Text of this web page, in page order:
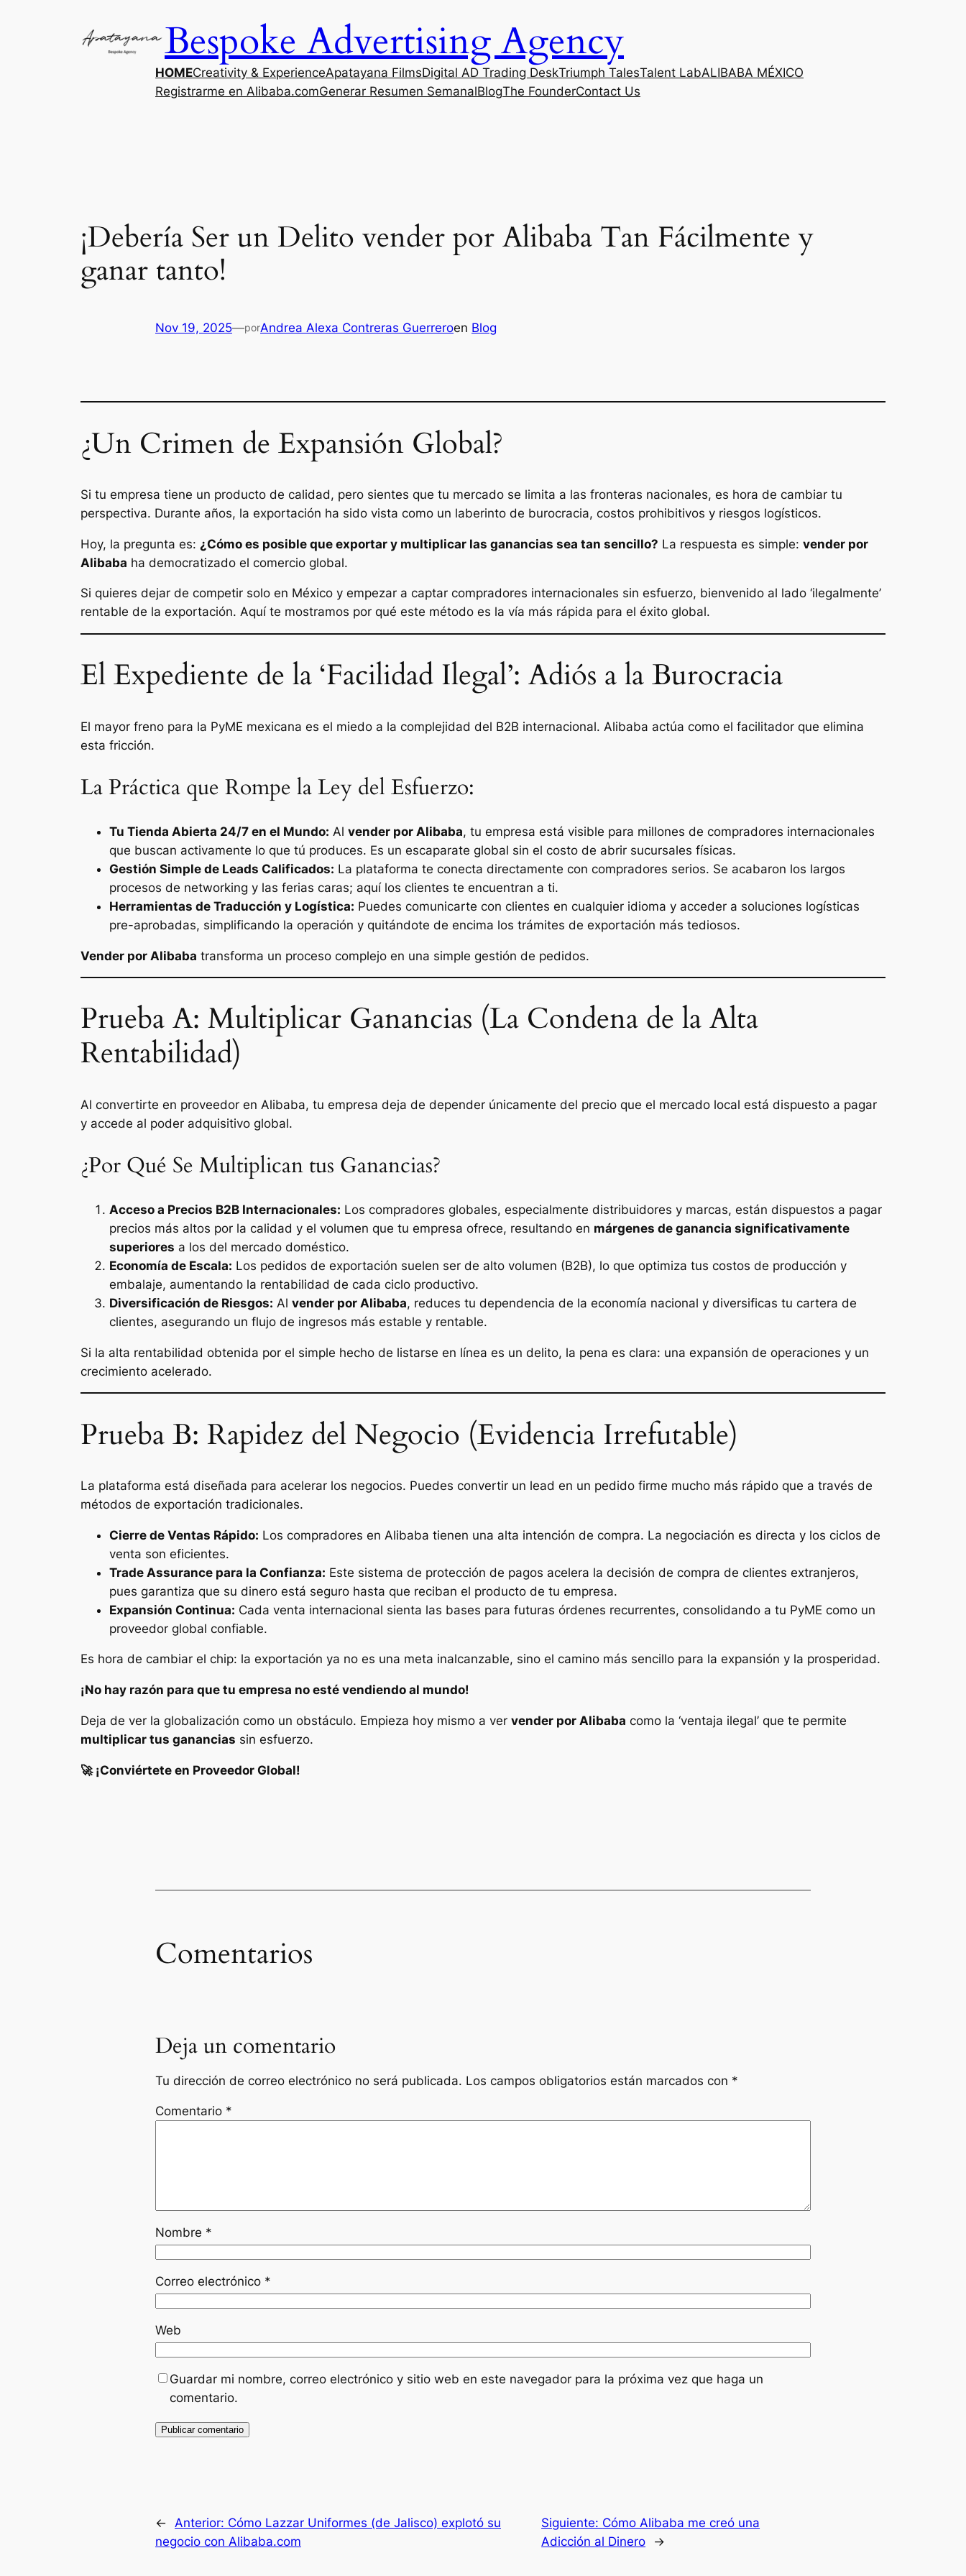
Bespoke Advertising Agency
HOMECreativity & ExperienceApatayana FilmsDigital AD Trading DeskTriumph TalesTalent LabALIBABA MÉXICO
Registrarme en Alibaba.comGenerar Resumen SemanalBlogThe FounderContact Us
¡Debería Ser un Delito vender por Alibaba Tan Fácilmente y
ganar tanto!
Nov 19, 2025—porAndrea Alexa Contreras Guerreroen Blog
¿Un Crimen de Expansión Global?
Si tu empresa tiene un producto de calidad, pero sientes que tu mercado se limita a las fronteras nacionales, es hora de cambiar tu
perspectiva. Durante años, la exportación ha sido vista como un laberinto de burocracia, costos prohibitivos y riesgos logísticos.
Hoy, la pregunta es: ¿Cómo es posible que exportar y multiplicar las ganancias sea tan sencillo? La respuesta es simple: vender por
Alibaba ha democratizado el comercio global.
Si quieres dejar de competir solo en México y empezar a captar compradores internacionales sin esfuerzo, bienvenido al lado ‘ilegalmente’
rentable de la exportación. Aquí te mostramos por qué este método es la vía más rápida para el éxito global.
El Expediente de la ‘Facilidad Ilegal’: Adiós a la Burocracia
El mayor freno para la PyME mexicana es el miedo a la complejidad del B2B internacional. Alibaba actúa como el facilitador que elimina
esta fricción.
La Práctica que Rompe la Ley del Esfuerzo:
Tu Tienda Abierta 24/7 en el Mundo: Al vender por Alibaba, tu empresa está visible para millones de compradores internacionales
que buscan activamente lo que tú produces. Es un escaparate global sin el costo de abrir sucursales físicas.
Gestión Simple de Leads Calificados: La plataforma te conecta directamente con compradores serios. Se acabaron los largos
procesos de networking y las ferias caras; aquí los clientes te encuentran a ti.
Herramientas de Traducción y Logística: Puedes comunicarte con clientes en cualquier idioma y acceder a soluciones logísticas
pre-aprobadas, simplificando la operación y quitándote de encima los trámites de exportación más tediosos.
Vender por Alibaba transforma un proceso complejo en una simple gestión de pedidos.
Prueba A: Multiplicar Ganancias (La Condena de la Alta
Rentabilidad)
Al convertirte en proveedor en Alibaba, tu empresa deja de depender únicamente del precio que el mercado local está dispuesto a pagar
y accede al poder adquisitivo global.
¿Por Qué Se Multiplican tus Ganancias?
Acceso a Precios B2B Internacionales: Los compradores globales, especialmente distribuidores y marcas, están dispuestos a pagar
precios más altos por la calidad y el volumen que tu empresa ofrece, resultando en márgenes de ganancia significativamente
superiores a los del mercado doméstico.
Economía de Escala: Los pedidos de exportación suelen ser de alto volumen (B2B), lo que optimiza tus costos de producción y
embalaje, aumentando la rentabilidad de cada ciclo productivo.
Diversificación de Riesgos: Al vender por Alibaba, reduces tu dependencia de la economía nacional y diversificas tu cartera de
clientes, asegurando un flujo de ingresos más estable y rentable.
Si la alta rentabilidad obtenida por el simple hecho de listarse en línea es un delito, la pena es clara: una expansión de operaciones y un
crecimiento acelerado.
Prueba B: Rapidez del Negocio (Evidencia Irrefutable)
La plataforma está diseñada para acelerar los negocios. Puedes convertir un lead en un pedido firme mucho más rápido que a través de
métodos de exportación tradicionales.
Cierre de Ventas Rápido: Los compradores en Alibaba tienen una alta intención de compra. La negociación es directa y los ciclos de
venta son eficientes.
Trade Assurance para la Confianza: Este sistema de protección de pagos acelera la decisión de compra de clientes extranjeros,
pues garantiza que su dinero está seguro hasta que reciban el producto de tu empresa.
Expansión Continua: Cada venta internacional sienta las bases para futuras órdenes recurrentes, consolidando a tu PyME como un
proveedor global confiable.
Es hora de cambiar el chip: la exportación ya no es una meta inalcanzable, sino el camino más sencillo para la expansión y la prosperidad.
¡No hay razón para que tu empresa no esté vendiendo al mundo!
Deja de ver la globalización como un obstáculo. Empieza hoy mismo a ver vender por Alibaba como la ‘ventaja ilegal’ que te permite
multiplicar tus ganancias sin esfuerzo.
🚀 ¡Conviértete en Proveedor Global!
Comentarios
Deja un comentario
Tu dirección de correo electrónico no será publicada. Los campos obligatorios están marcados con *
Comentario *
Nombre *
Correo electrónico *
Web
Guardar mi nombre, correo electrónico y sitio web en este navegador para la próxima vez que haga un
comentario.
← Anterior: Cómo Lazzar Uniformes (de Jalisco) explotó su
negocio con Alibaba.com
Siguiente: Cómo Alibaba me creó una
Adicción al Dinero
→